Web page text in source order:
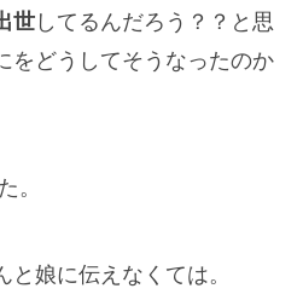
世 してるんだろう？？と思
をどうしてそうなったのか
。
と娘に伝えなくては。